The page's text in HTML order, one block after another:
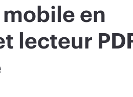
en
lecteur